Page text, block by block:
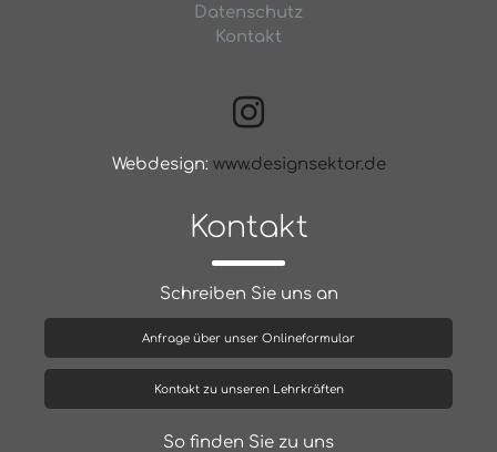
Datenschutz
Kontakt
Webdesign: www.designsektor.de
Kontakt
Schreiben Sie uns an
Anfrage über unser Onlineformular
Kontakt zu unseren Lehrkräften
So finden Sie zu uns